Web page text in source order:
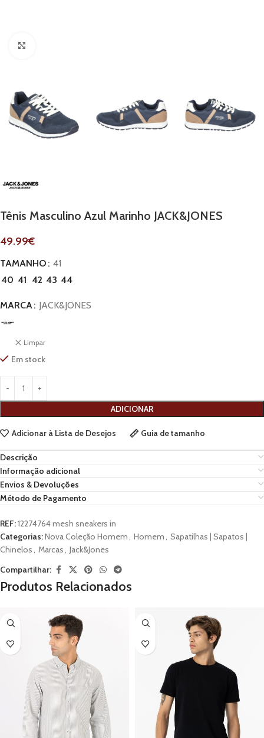
Tênis Masculino Azul Marinho JACK&JONES
49.99€
TAMANHO
41
40 41 42 43 44
MARCA JACK&JONES
Limpar
Em stock
ADICIONAR
Adicionar à Lista de Desejos Guia de tamanho
Descrição
Informação adicional
Envios & Devoluções
Método de Pagamento
REF:12274764 mesh sneakers in
Categorias:Nova Coleção Homem, Homem, Sapatilhas | Sapatos |
Chinelos, Marcas, Jack&Jones
Compartilhar:
Produtos Relacionados